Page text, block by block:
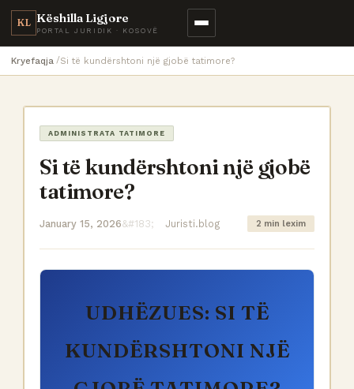
KL Këshilla Ligjore
PORTAL JURIDIK · KOSOVË
Kryefaqja Si të kundërshtoni një gjobë tatimore?
ADMINISTRATA TATIMORE
Si të kundërshtoni një gjobë
tatimore?
January 15, 2026 Juristi.blog 2 min lexim
UDHËZUES: SI TË
KUNDËRSHTONI NJË